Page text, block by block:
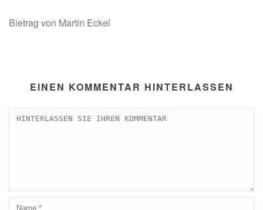
Bietrag von Martin Eckel
EINEN KOMMENTAR HINTERLASSEN